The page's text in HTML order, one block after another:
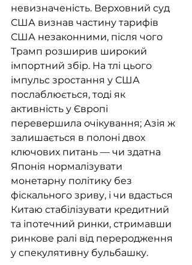
невизначеність. Верховний суд
США визнав частину тарифів
США незаконними, після чого
Трамп розширив широкий
імпортний збір. На тлі цього
імпульс зростання у США
послаблюється, тоді як
активність у Європі
перевершила очікування; Азія ж
залишається в полоні двох
ключових питань — чи здатна
Японія нормалізувати
монетарну політику без
фіскального зриву, і чи вдасться
Китаю стабілізувати кредитний
та іпотечний ринки, стримавши
ринкове ралі від переродження
у спекулятивну бульбашку.